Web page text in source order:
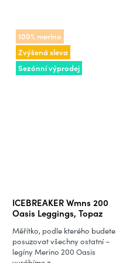
100% merino
Zvýšená sleva
Sezónní výprodej
ICEBREAKER Wmns 200
Oasis Leggings, Topaz
Měřítko, podle kterého budete
posuzovat všechny ostatní –
legíny Merino 200 Oasis